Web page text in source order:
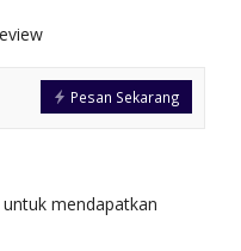
Pesan Sekarang
mendapatkan